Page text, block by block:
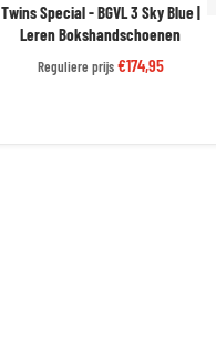
Twins Special - BGVL 3 Sky Blue |
Leren Bokshandschoenen
Reguliere prijs€174,95